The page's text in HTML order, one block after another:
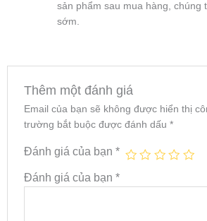
sản phẩm sau mua hàng, chúng
sớm.
Thêm một đánh giá
Email của bạn sẽ không được hiển thị
trường bắt buộc được đánh dấu *
Đánh giá của bạn *
Đánh giá của bạn *